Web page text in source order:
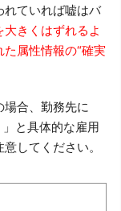
れていれば嘘はバ
きくはずれるよ
属性情報の“確実
場合、勤務先に
と具体的な雇用
してください。